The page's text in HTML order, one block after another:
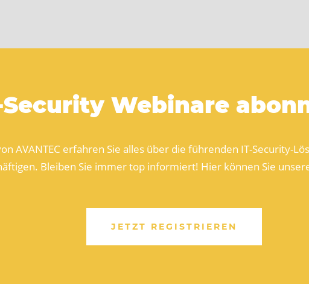
Security Webinare
AVANTEC erfahren Sie alles über die führenden IT-Security-
Bleiben Sie immer top informiert! Hier können Sie
JETZT REGISTRIEREN